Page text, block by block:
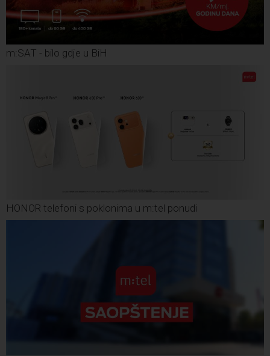
m:SAT - bilo gdje u BiH
HONOR telefoni s poklonima u m:tel ponudi